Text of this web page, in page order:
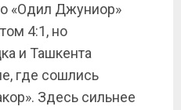
«Одил Джуниор»
4:1, но
и Ташкента
где сошлись
Здесь сильнее